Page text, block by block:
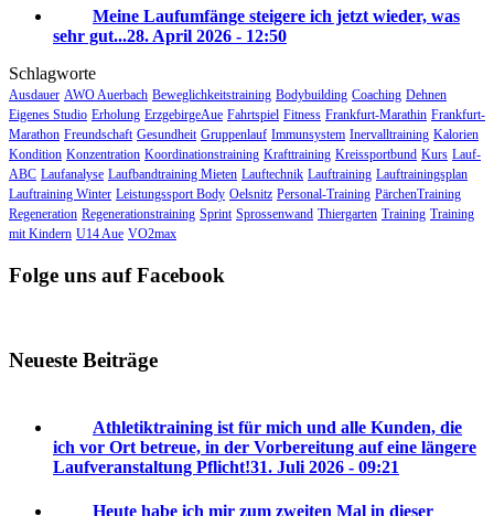
Meine Laufumfänge steigere ich jetzt wieder, was
sehr gut...28. April 2026 - 12:50
Schlagworte
Ausdauer AWO Auerbach Beweglichkeitstraining Bodybuilding Coaching Dehnen
Eigenes Studio Erholung ErzgebirgeAue Fahrtspiel Fitness Frankfurt-Marathin Frankfurt-
Marathon Freundschaft Gesundheit Gruppenlauf Immunsystem Inervalltraining Kalorien
Kondition Konzentration Koordinationstraining Krafttraining Kreissportbund Kurs Lauf-
ABC Laufanalyse Laufbandtraining Mieten Lauftechnik Lauftraining Lauftrainingsplan
Lauftraining Winter Leistungssport Body Oelsnitz Personal-Training PärchenTraining
Regeneration Regenerationstraining Sprint Sprossenwand Thiergarten Training Training
mit Kindern U14 Aue VO2max
Folge uns auf Facebook
Neueste Beiträge
Athletiktraining ist für mich und alle Kunden, die
ich vor Ort betreue, in der Vorbereitung auf eine längere
Laufveranstaltung Pflicht!31. Juli 2026 - 09:21
Heute habe ich mir zum zweiten Mal in dieser